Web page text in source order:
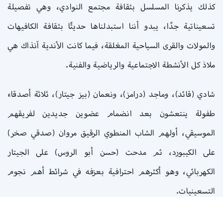
كذلك يذكرنا المسلسل بثقافة مجتمع النوادي، وهي تفصيلة
تسعيناتية جدًا، يبدو أننا استبدلناها حديثًا بثقافة الكافيهات
والمولات والقرى السياحية المغلقة، فيما كانت الأندية آنذاك هي
ملاذ كل الأنشطة الاجتماعية والرياضية والفنية.
شادي (قائد)، وماجد (درامز)، ونعمان (بيز جيتار)، ثلاثة أصدقاء
طفولة ينتعشون بعد انضمام عضوين جديدين لفريقهم
الموسيقي، أولهم الشاب المنطوي الرقيق مروان (صدقي صخر)
على الكيبورد، ثم مدحت (حسن أبو الروس) على الجيتار
الكهربائي، وهو أكثرهم احترافية بعزفه في شرائط أهم نجوم
التسعينيات.